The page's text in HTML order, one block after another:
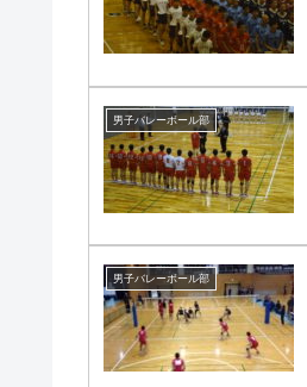
男子バレーボール部
男子バレーボール部